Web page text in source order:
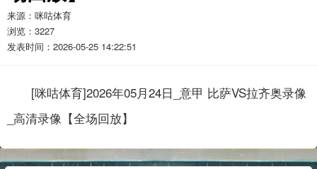
来源：咪咕体育
浏览： 3227
发表时间：2026-05-25 14:22:51
[咪咕体育]2026年05月24日_意甲 比萨VS拉齐奥录像
_高清录像【全场回放】